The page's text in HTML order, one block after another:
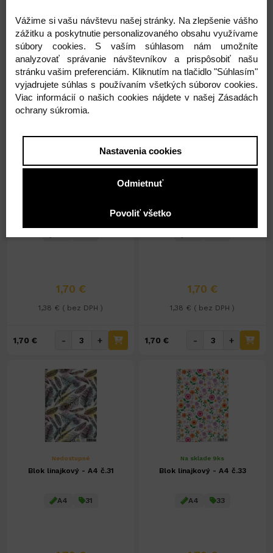
1,70 €
1,38 € ( bez DPH )
1,70 € - +
1,70 €
1,38 € ( bez DPH )
1,70 € - +
1,70 €
1,38 € ( bez DPH )
1,70 € - +
1,70 €
1,38 € ( bez DPH )
1,70 € - +
Nedostupné
Blok linajkový - A4 č.31
A4 31
Na sklade 9ks
Blok linajkový - A4 č.33
A4 33
Vážime si vašu návštevu našej stránky. Na zlepšenie vášho
zážitku a poskytnutie personalizovaného obsahu využívame
súbory cookies. S vaším súhlasom nám umožníte
analyzovať správanie návštevníkov a prispôsobiť našu
stránku vašim preferenciám. Kliknutím na tlačidlo "Súhlasím"
vyjadrujete súhlas s používaním všetkých súborov cookies.
Viac informácií o našich cookies nájdete v našej Zásadách
ochrany súkromia.
Nastavenia cookies
Odmietnuť
Povoliť všetko